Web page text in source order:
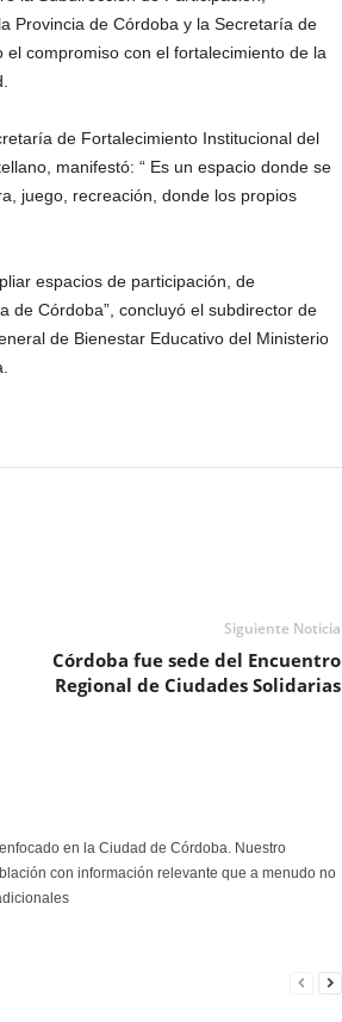
Provincia de Córdoba y la Secretaría de
compromiso con el fortalecimiento de la
de Fortalecimiento Institucional del
manifestó: “ Es un espacio donde se
juego, recreación, donde los propios
espacios de participación, de
de Córdoba”, concluyó el subdirector de
de Bienestar Educativo del Ministerio
Siguiente Noticia
Córdoba fue sede del Encuentro
Regional de Ciudades Solidarias
en la Ciudad de Córdoba. Nuestro
con información relevante que a menudo no